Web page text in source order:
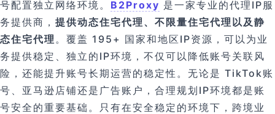
号配置独立网络环境。 B2Proxy 是一家专业的代理IP服
务提供商， 提供动态住宅代理、不限量住宅代理以及静
态住宅代理 。覆盖 195+ 国家和地区IP资源，可以为业
务提供稳定、独立的IP环境，不仅可以降低账号关联风
险，还能提升账号长期运营的稳定性。无论是 TikTok账
号、亚马逊店铺还是广告账户，合理规划IP环境都是账
号安全的重要基础。只有在安全稳定的环境下，跨境业